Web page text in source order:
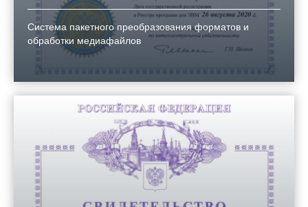
Система пакетного преобразования форматов и
обработки медиафайлов